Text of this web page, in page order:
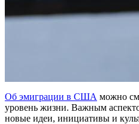
Об эмиграции в США можно
уровень жизни. Важным
новые идеи, инициативы и